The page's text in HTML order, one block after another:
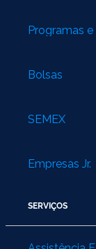
Programas
Bolsas
SEMEX
Empresas Jr.
SERVIÇOS